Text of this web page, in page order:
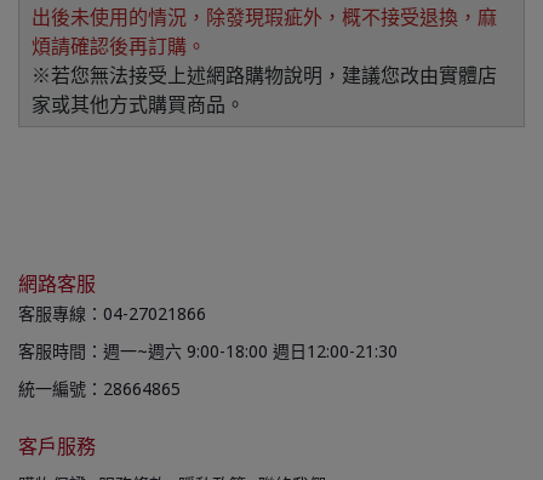
出後未使用的情況，除發現瑕疵外，概不接受退換，麻
煩請確認後再訂購。
※若您無法接受上述網路購物說明，建議您改由實體店
家或其他方式購買商品。
網路客服
客服專線：04-27021866
客服時間：週一~週六 9:00-18:00 週日12:00-21:30
統一編號：28664865
客戶服務